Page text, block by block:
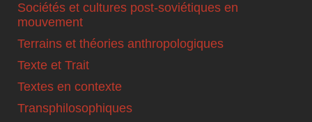
Sociétés et cultures post-soviétiques en
mouvement
Terrains et théories anthropologiques
Texte et Trait
Textes en contexte
Transphilosophiques